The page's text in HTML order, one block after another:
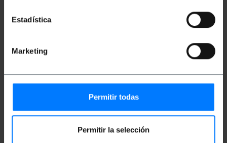
Estadística
Marketing
Permitir todas
Permitir la selección
Spécifications
Câble USB 3.1 de type C réversible (compatible
performance qui transfère les données à une
vitesse maximale de 10 Gbps.
Le câble USB 3.1 utilise une puce de contrôle
périphériques 5A (> 60W de puissance).
réversible aux deux extrémités du câble. Le